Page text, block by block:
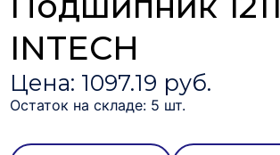
INTECH
Цена: 1097.19 руб.
Остаток на складе: 5 шт.